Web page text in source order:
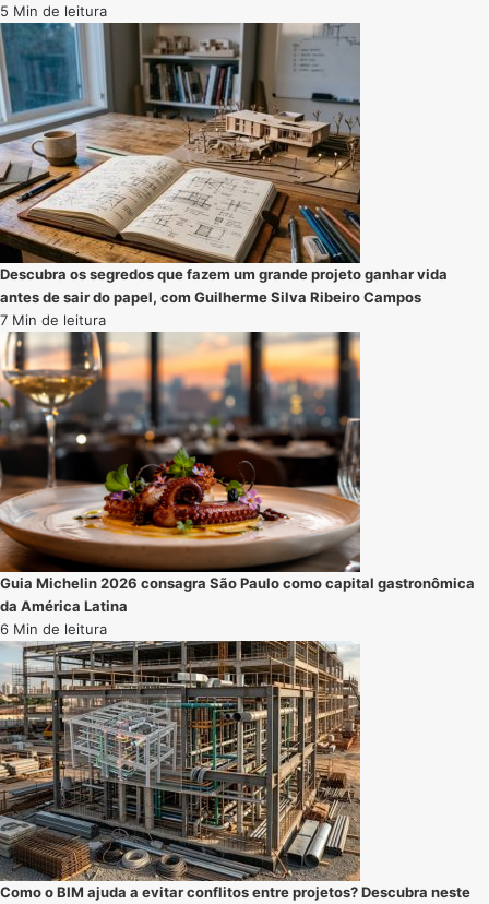
5 Min de leitura
Descubra os segredos que fazem um grande projeto ganhar vida
antes de sair do papel, com Guilherme Silva Ribeiro Campos
7 Min de leitura
Guia Michelin 2026 consagra São Paulo como capital gastronômica
da América Latina
6 Min de leitura
Como o BIM ajuda a evitar conflitos entre projetos? Descubra neste